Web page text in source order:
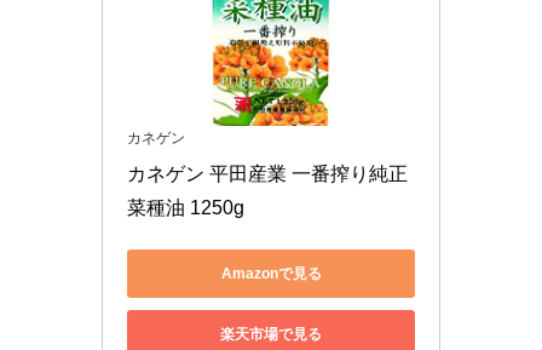
カネゲン
カネゲン 平田産業 一番搾り純正
菜種油 1250g
Amazonで見る
楽天市場で見る